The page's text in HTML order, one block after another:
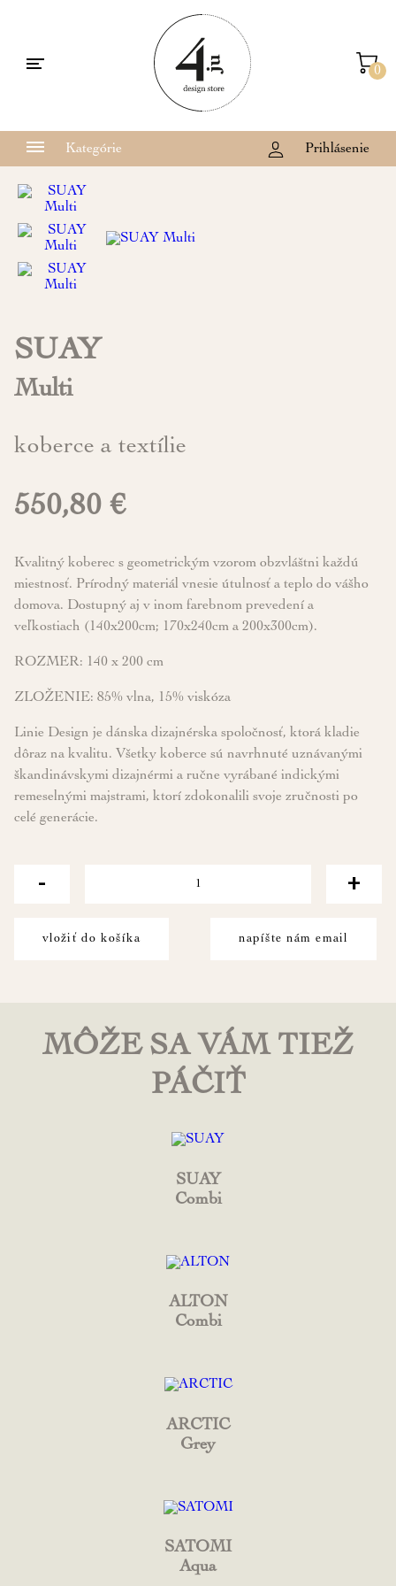
0
Kategórie Prihlásenie
SUAY
Multi
koberce a textílie
550,80 €
Kvalitný koberec s geometrickým vzorom obzvláštni každú
miestnosť. Prírodný materiál vnesie útulnosť a teplo do vášho
domova. Dostupný aj v inom farebnom prevedení a
veľkostiach (140x200cm; 170x240cm a 200x300cm).
ROZMER: 140 x 200 cm
ZLOŽENIE: 85% vlna, 15% viskóza
Linie Design je dánska dizajnérska spoločnosť, ktorá kladie
dôraz na kvalitu. Všetky koberce sú navrhnuté uznávanými
škandinávskymi dizajnérmi a ručne vyrábané indickými
remeselnými majstrami, ktorí zdokonalili svoje zručnosti po
celé generácie.
- +
vložiť do košíka napíšte nám email
MÔŽE SA VÁM TIEŽ
PÁČIŤ
SUAY
Combi
ALTON
Combi
ARCTIC
Grey
SATOMI
Aqua